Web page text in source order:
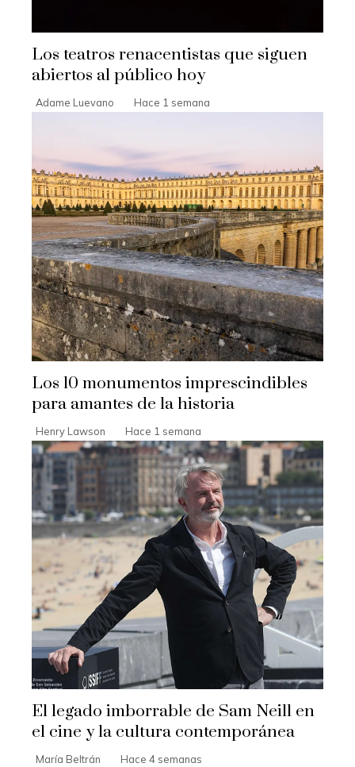
Los teatros renacentistas que siguen
abiertos al público hoy
Adame Luevano Hace 1 semana
Los 10 monumentos imprescindibles
para amantes de la historia
Henry Lawson Hace 1 semana
El legado imborrable de Sam Neill en
el cine y la cultura contemporánea
María Beltrán Hace 4 semanas